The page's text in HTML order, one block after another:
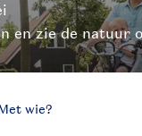
en zie de natuur